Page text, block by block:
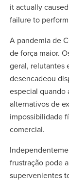
it actually
failure to
A pandemia de
de força maior.
geral, relutantes
desencadeou
especial quando
alternativos de
impossibilidade
comercial.
frustração pode
supervenientes